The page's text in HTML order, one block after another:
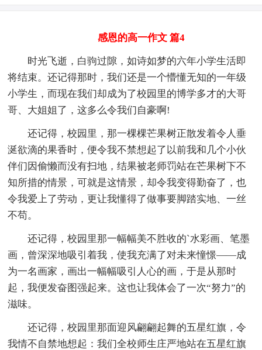
感恩的高一作文 篇4
时光飞逝，白驹过隙，如诗如梦的六年小学生活即
将结束。还记得那时，我们还是一个懵懂无知的一年级
小学生，而现在我们却成为了校园里的博学多才的大哥
哥、大姐姐了，这多么令我们自豪啊!
还记得，校园里，那一棵棵芒果树正散发着令人垂
涎欲滴的果香时，便令我不禁想起了以前我和几个小伙
伴们因偷懒而没有扫地，结果被老师罚站在芒果树下不
知所措的情景，可就是这情景，却令我变得勤奋了，也
令我爱上了劳动，更让我懂得了做事要脚踏实地、一丝
不苟。
还记得，校园里那一幅幅美不胜收的`水彩画、笔墨
画，曾深深地吸引着我，使我充满了对未来憧憬——成
为一名画家，画出一幅幅吸引人心的画，于是从那时
起，我便发奋图强起来。这也让我体会了一次“努力”的
滋味。
还记得，校园里那面迎风翩翩起舞的五星红旗，令
我情不自禁地想起：我们全校师生庄严地站在五星红旗